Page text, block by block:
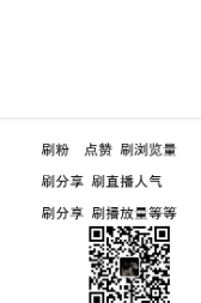
Facebook
TikTok